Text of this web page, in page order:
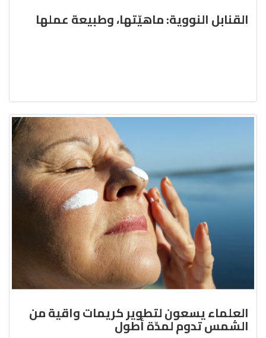
القنابل النووية: ماهيّتها، وطبيعة عملها
العلماء يسعون لتطوير كريمات واقية من
الشمس تدوم لمدّة أطول